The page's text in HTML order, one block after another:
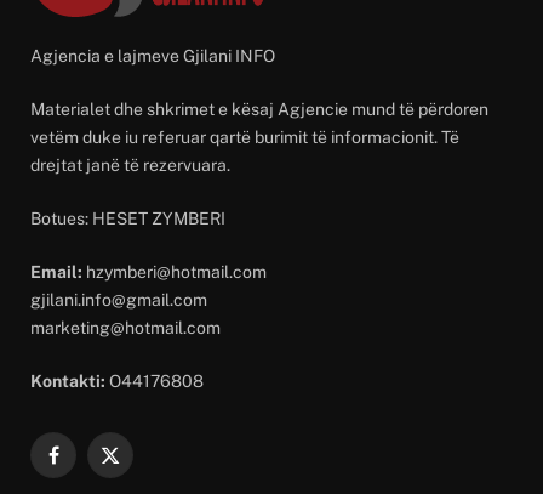
Agjencia e lajmeve Gjilani INFO
Materialet dhe shkrimet e kësaj Agjencie mund të përdoren
vetëm duke iu referuar qartë burimit të informacionit. Të
drejtat janë të rezervuara.
Botues: HESET ZYMBERI
Email: hzymberi@hotmail.com
gjilani.info@gmail.com
marketing@hotmail.com
Kontakti: O44176808
Facebook
X